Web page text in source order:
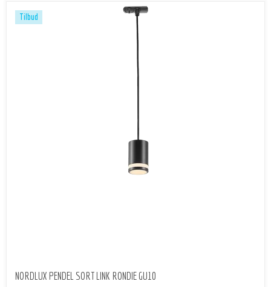
Tilbud
NORDLUX PENDEL SORT LINK RONDIE GU10